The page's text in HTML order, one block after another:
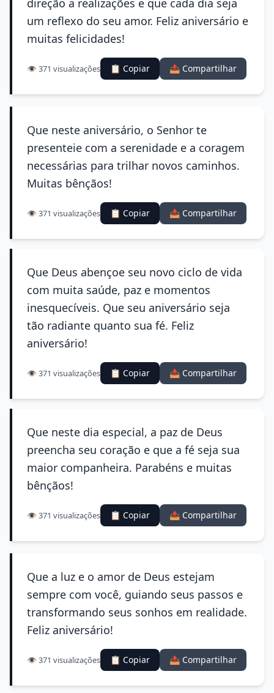
direção a realizações e que cada dia seja
um reflexo do seu amor. Feliz aniversário e
muitas felicidades!
👁️ 371 visualizações 📋 Copiar 📤 Compartilhar
Que neste aniversário, o Senhor te
presenteie com a serenidade e a coragem
necessárias para trilhar novos caminhos.
Muitas bênçãos!
👁️ 371 visualizações 📋 Copiar 📤 Compartilhar
Que Deus abençoe seu novo ciclo de vida
com muita saúde, paz e momentos
inesquecíveis. Que seu aniversário seja
tão radiante quanto sua fé. Feliz
aniversário!
👁️ 371 visualizações 📋 Copiar 📤 Compartilhar
Que neste dia especial, a paz de Deus
preencha seu coração e que a fé seja sua
maior companheira. Parabéns e muitas
bênçãos!
👁️ 371 visualizações 📋 Copiar 📤 Compartilhar
Que a luz e o amor de Deus estejam
sempre com você, guiando seus passos e
transformando seus sonhos em realidade.
Feliz aniversário!
👁️ 371 visualizações 📋 Copiar 📤 Compartilhar